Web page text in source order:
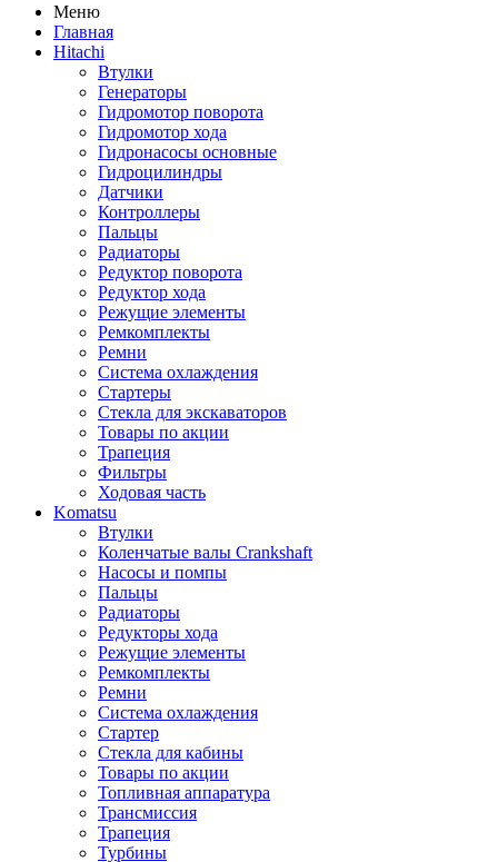
Меню
Главная
Hitachi
Втулки
Генераторы
Гидромотор поворота
Гидромотор хода
Гидронасосы основные
Гидроцилиндры
Датчики
Контроллеры
Пальцы
Радиаторы
Редуктор поворота
Редуктор хода
Режущие элементы
Ремкомплекты
Ремни
Система охлаждения
Стартеры
Стекла для экскаваторов
Товары по акции
Трапеция
Фильтры
Ходовая часть
Komatsu
Втулки
Коленчатые валы Crankshaft
Насосы и помпы
Пальцы
Радиаторы
Редукторы хода
Режущие элементы
Ремкомплекты
Ремни
Система охлаждения
Стартер
Стекла для кабины
Товары по акции
Топливная аппаратура
Трансмиссия
Трапеция
Турбины